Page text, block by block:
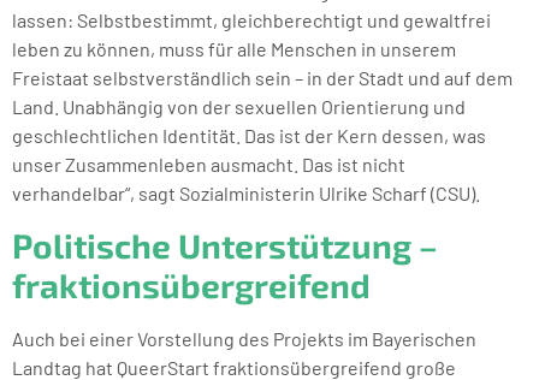
lassen: Selbstbestimmt, gleichberechtigt und gewaltfrei
leben zu können, muss für alle Menschen in unserem
Freistaat selbstverständlich sein – in der Stadt und auf dem
Land. Unabhängig von der sexuellen Orientierung und
geschlechtlichen Identität. Das ist der Kern dessen, was
unser Zusammenleben ausmacht. Das ist nicht
verhandelbar“, sagt Sozialministerin Ulrike Scharf (CSU).
Politische Unterstützung –
fraktionsübergreifend
Auch bei einer Vorstellung des Projekts im Bayerischen
Landtag hat QueerStart fraktionsübergreifend große